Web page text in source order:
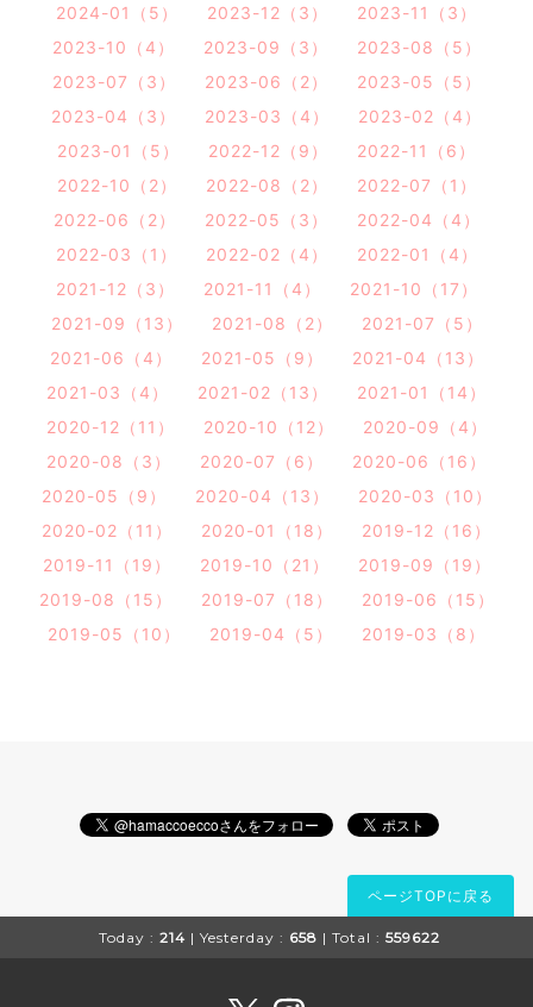
2024-01（5）
2023-12（3）
2023-11（3）
2023-10（4）
2023-09（3）
2023-08（5）
2023-07（3）
2023-06（2）
2023-05（5）
2023-04（3）
2023-03（4）
2023-02（4）
2023-01（5）
2022-12（9）
2022-11（6）
2022-10（2）
2022-08（2）
2022-07（1）
2022-06（2）
2022-05（3）
2022-04（4）
2022-03（1）
2022-02（4）
2022-01（4）
2021-12（3）
2021-11（4）
2021-10（17）
2021-09（13）
2021-08（2）
2021-07（5）
2021-06（4）
2021-05（9）
2021-04（13）
2021-03（4）
2021-02（13）
2021-01（14）
2020-12（11）
2020-10（12）
2020-09（4）
2020-08（3）
2020-07（6）
2020-06（16）
2020-05（9）
2020-04（13）
2020-03（10）
2020-02（11）
2020-01（18）
2019-12（16）
2019-11（19）
2019-10（21）
2019-09（19）
2019-08（15）
2019-07（18）
2019-06（15）
2019-05（10）
2019-04（5） 2019-03（8）
ページTOPに戻る
Today : 214 | Yesterday : 658 | Total : 559622